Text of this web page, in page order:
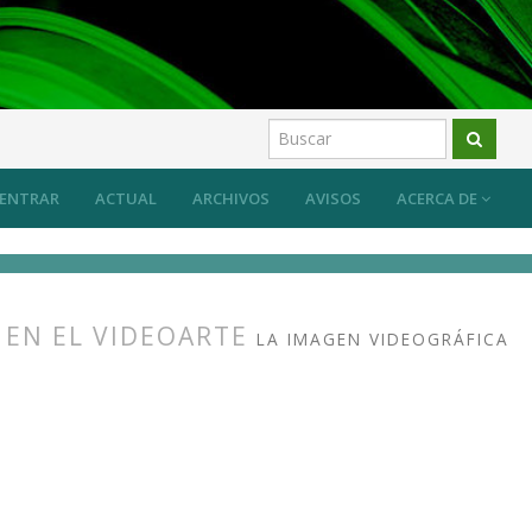
ACTUAL ARCHIVOS AVISOS ACERCA DE
ENTRAR
EL VIDEOARTE LA IMAGEN VIDEOGRÁFICA